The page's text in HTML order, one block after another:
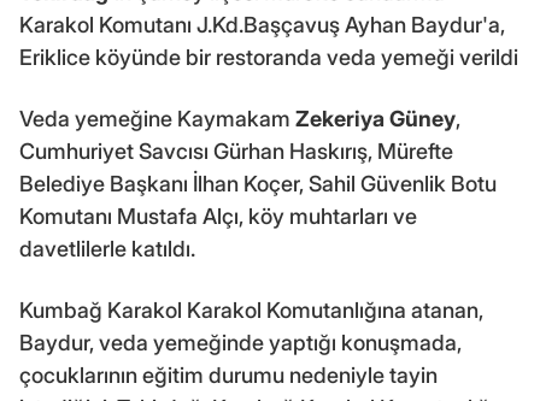
Karakol Komutanı J.Kd.Başçavuş Ayhan Baydur'a,
Eriklice köyünde bir restoranda veda yemeği verildi
Veda yemeğine Kaymakam Zekeriya Güney,
Cumhuriyet Savcısı Gürhan Haskırış, Mürefte
Belediye Başkanı İlhan Koçer, Sahil Güvenlik Botu
Komutanı Mustafa Alçı, köy muhtarları ve
davetlilerle katıldı.
Kumbağ Karakol Karakol Komutanlığına atanan,
Baydur, veda yemeğinde yaptığı konuşmada,
çocuklarının eğitim durumu nedeniyle tayin